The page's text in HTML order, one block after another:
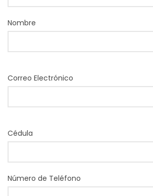
Nombre
Correo Electrónico
Cédula
Número de Teléfono